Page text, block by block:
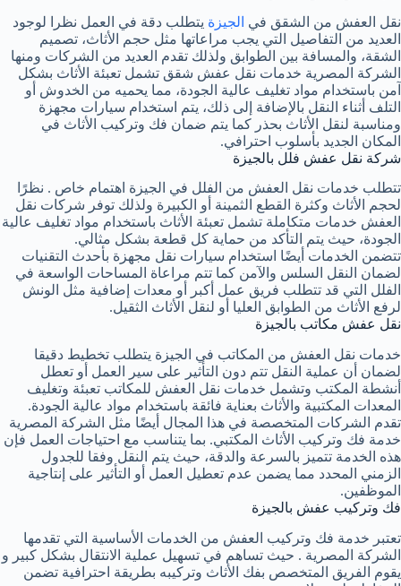
نقل العفش من الشقق في الجيزة يتطلب دقة في العمل نظرا لوجود
العديد من التفاصيل التي يجب مراعاتها مثل حجم الأثاث، تصميم
الشقة، والمسافة بين الطوابق ولذلك تقدم العديد من الشركات ومنها
الشركة المصرية خدمات نقل عفش شقق تشمل تعبئة الأثاث بشكل
آمن باستخدام مواد تغليف عالية الجودة، مما يحميه من الخدوش أو
التلف أثناء النقل بالإضافة إلى ذلك، يتم استخدام سيارات مجهزة
ومناسبة لنقل الأثاث بحذر كما يتم ضمان فك وتركيب الأثاث في
المكان الجديد بأسلوب احترافي.
شركة نقل عفش فلل بالجيزة
تتطلب خدمات نقل العفش من الفلل في الجيزة اهتمام خاص . نظرًا
لحجم الأثاث وكثرة القطع الثمينة أو الكبيرة ولذلك توفر شركات نقل
العفش خدمات متكاملة تشمل تعبئة الأثاث باستخدام مواد تغليف عالية
الجودة، حيث يتم التأكد من حماية كل قطعة بشكل مثالي.
تتضمن الخدمات أيضًا استخدام سيارات نقل مجهزة بأحدث التقنيات
لضمان النقل السلس والآمن كما تتم مراعاة المساحات الواسعة في
الفلل التي قد تتطلب فريق عمل أكبر أو معدات إضافية مثل الونش
لرفع الأثاث من الطوابق العليا أو لنقل الأثاث الثقيل.
نقل عفش مكاتب بالجيزة
خدمات نقل العفش من المكاتب في الجيزة يتطلب تخطيط دقيقا
لضمان أن عملية النقل تتم دون التأثير على سير العمل أو تعطل
أنشطة المكتب وتشمل خدمات نقل العفش للمكاتب تعبئة وتغليف
المعدات المكتبية والأثاث بعناية فائقة باستخدام مواد عالية الجودة.
تقدم الشركات المتخصصة في هذا المجال أيضًا مثل الشركة المصرية
خدمة فك وتركيب الأثاث المكتبي. بما يتناسب مع احتياجات العمل فإن
هذه الخدمة تتميز بالسرعة والدقة، حيث يتم النقل وفقا للجدول
الزمني المحدد مما يضمن عدم تعطيل العمل أو التأثير على إنتاجية
الموظفين.
فك وتركيب عفش بالجيزة
تعتبر خدمة فك وتركيب العفش من الخدمات الأساسية التي تقدمها
الشركة المصرية . حيث تساهم في تسهيل عملية الانتقال بشكل كبير و
يقوم الفريق المتخصص بفك الأثاث وتركيبه بطريقة احترافية تضمن